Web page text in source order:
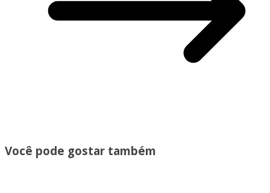
Você pode gostar também